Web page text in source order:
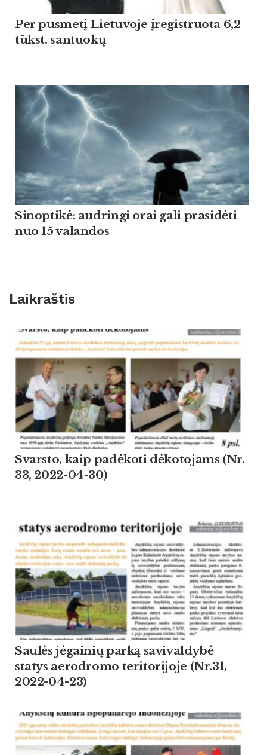
Per pusmetį Lietuvoje įregistruota 6,2
tūkst. santuokų
Sinoptikė: audringi orai gali prasidėti
nuo 15 valandos
Laikraštis
Svarsto, kaip padėkoti dėkotojams (Nr.
33, 2022-04-30)
Saulės jėgainių parką savivaldybė
statys aerodromo teritorijoje (Nr.31,
2022-04-23)